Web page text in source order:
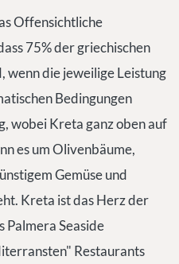
Offensichtliche
75% der griechischen
die jeweilige Leistung
Bedingungen
wobei Kreta ganz oben auf
es um Olivenbäume,
Gemüse und
Kreta ist das Herz der
Palmera Seaside
Restaurants